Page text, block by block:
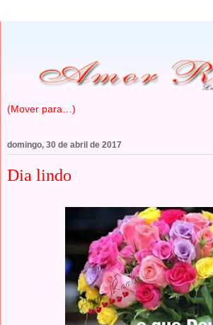
domingo, 30 de abril de 2017
Dia lindo